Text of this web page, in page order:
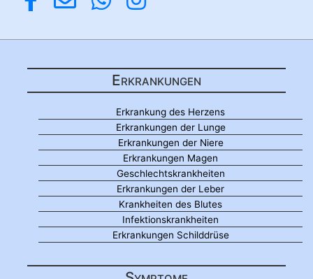
Erkrankungen
Erkrankung des Herzens
Erkrankungen der Lunge
Erkrankungen der Niere
Erkrankungen Magen
Geschlechtskrankheiten
Erkrankungen der Leber
Krankheiten des Blutes
Infektionskrankheiten
Erkrankungen Schilddrüse